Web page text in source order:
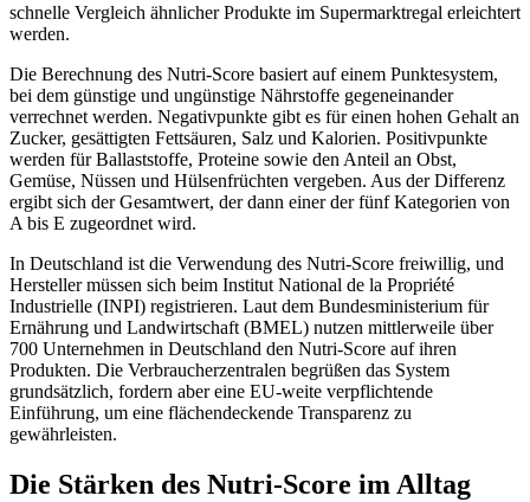
schnelle Vergleich ähnlicher Produkte im Supermarktregal erleichtert
werden.
Die Berechnung des Nutri-Score basiert auf einem Punktesystem,
bei dem günstige und ungünstige Nährstoffe gegeneinander
verrechnet werden. Negativpunkte gibt es für einen hohen Gehalt an
Zucker, gesättigten Fettsäuren, Salz und Kalorien. Positivpunkte
werden für Ballaststoffe, Proteine sowie den Anteil an Obst,
Gemüse, Nüssen und Hülsenfrüchten vergeben. Aus der Differenz
ergibt sich der Gesamtwert, der dann einer der fünf Kategorien von
A bis E zugeordnet wird.
In Deutschland ist die Verwendung des Nutri-Score freiwillig, und
Hersteller müssen sich beim Institut National de la Propriété
Industrielle (INPI) registrieren. Laut dem Bundesministerium für
Ernährung und Landwirtschaft (BMEL) nutzen mittlerweile über
700 Unternehmen in Deutschland den Nutri-Score auf ihren
Produkten. Die Verbraucherzentralen begrüßen das System
grundsätzlich, fordern aber eine EU-weite verpflichtende
Einführung, um eine flächendeckende Transparenz zu
gewährleisten.
Die Stärken des Nutri-Score im Alltag